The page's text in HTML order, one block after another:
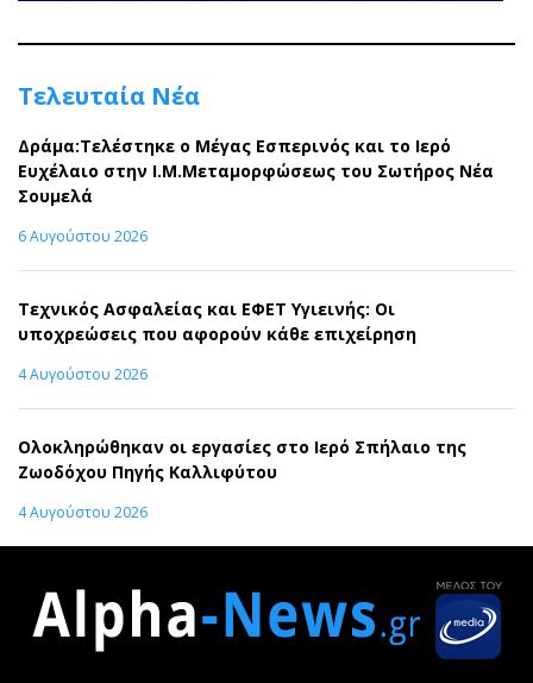
Τελευταία Νέα
Δράμα:Τελέστηκε ο Μέγας Εσπερινός και το Ιερό
Ευχέλαιο στην Ι.Μ.Μεταμορφώσεως του Σωτήρος Νέα
Σουμελά
6 Αυγούστου 2026
Τεχνικός Ασφαλείας και ΕΦΕΤ Υγιεινής: Οι
υποχρεώσεις που αφορούν κάθε επιχείρηση
4 Αυγούστου 2026
Ολοκληρώθηκαν οι εργασίες στο Ιερό Σπήλαιο της
Ζωοδόχου Πηγής Καλλιφύτου
4 Αυγούστου 2026